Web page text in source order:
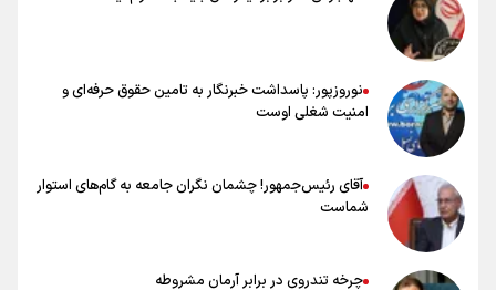
ملی‌پوشان نباید از خودشان تعریف کنند!
خلعتبری: جای دو سه نفر در جام جهانی خالی بود/ تیم ملی نیاز به تغییر
نسل دارد/ دوست دارم آرژانتین قهرمان شود
شاهرخی: اندازه داشته‌هایمان از بازار جام جهانی برداشت کردیم/ دودستی
سرنوشت صعود را به تیم‌های دیگر سپردیم
عالمی: جام جهانی از مرحله حذفی جان گرفت/ درباره شیوه بازی تیم ملی
نقد وجود دارد
نوروزپور: پاسداشت خبرنگار به تامین حقوق حرفه‌ای و
امنیت شغلی اوست
آقای رئیس‌جمهور! چشمان نگران جامعه به گام‌های استوار
شماست
چرخه تندروی در برابر آرمان مشروطه